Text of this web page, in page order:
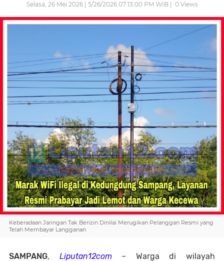
Selasa, 26 Mei 2026 | 5/26/2026 07:13:00 PM WIB | 0Views
Keberadaan Jaringan Tak Berizin Dinilai Merugikan Pelanggan Resmi yang
Telah Membayar Langganan
SAMPANG, Liputan12com– Warga di wilayah